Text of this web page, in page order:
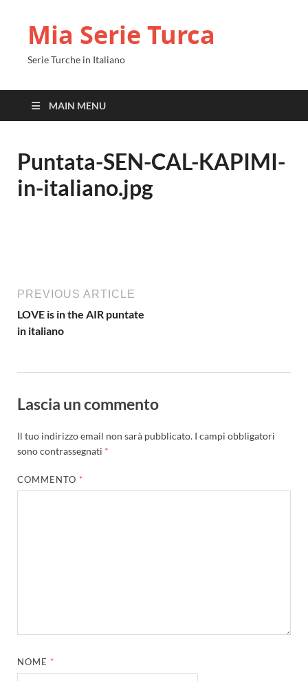
Mia Serie Turca
Serie Turche in Italiano
MAIN MENU
Puntata-SEN-CAL-KAPIMI-
in-italiano.jpg
PREVIOUS ARTICLE
LOVE is in the AIR puntate
in italiano
Lascia un commento
Il tuo indirizzo email non sarà pubblicato. I campi obbligatori
sono contrassegnati *
COMMENTO *
NOME *